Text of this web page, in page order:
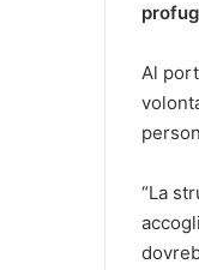
Al
“La